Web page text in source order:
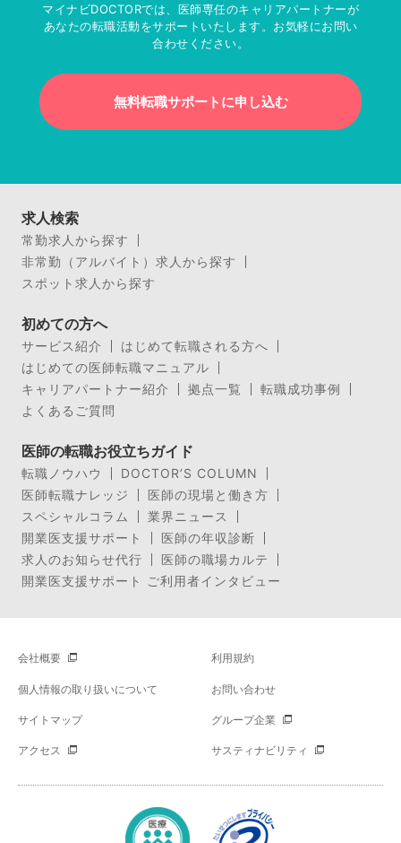
マイナビDOCTORでは、医師専任のキャリアパートナーが
あなたの転職活動をサポートいたします。お気軽にお問い
合わせください。
無料転職サポートに申し込む
求人検索
常勤求人から探す
非常勤（アルバイト）求人から探す
スポット求人から探す
初めての方へ
サービス紹介
はじめて転職される方へ
はじめての医師転職マニュアル
キャリアパートナー紹介
拠点一覧
転職成功事例
よくあるご質問
医師の転職お役立ちガイド
転職ノウハウ
DOCTOR’S COLUMN
医師転職ナレッジ
医師の現場と働き方
スペシャルコラム
業界ニュース
開業医支援サポート
医師の年収診断
求人のお知らせ代行
医師の職場カルテ
開業医支援サポート ご利用者インタビュー
会社概要 利用規約
個人情報の取り扱いについて お問い合わせ
サイトマップ グループ企業
アクセス サスティナビリティ